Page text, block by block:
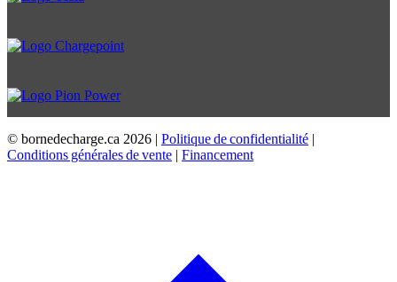
© bornedecharge.ca 2026 | Politique de confidentialité |
Conditions générales de vente | Financement